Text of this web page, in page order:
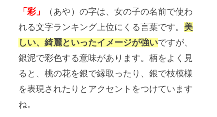
「彩」
（あや）の字は、女の子の名前で使わ
れる文字ランキング上位にくる言葉です。 美
しい、綺麗といったイメージが強いですが、
銀泥で彩色する意味があります。柄をよく見
ると、桃の花を銀で縁取ったり、銀で枝模様
を表現されたりとアクセントをつけています
ね。